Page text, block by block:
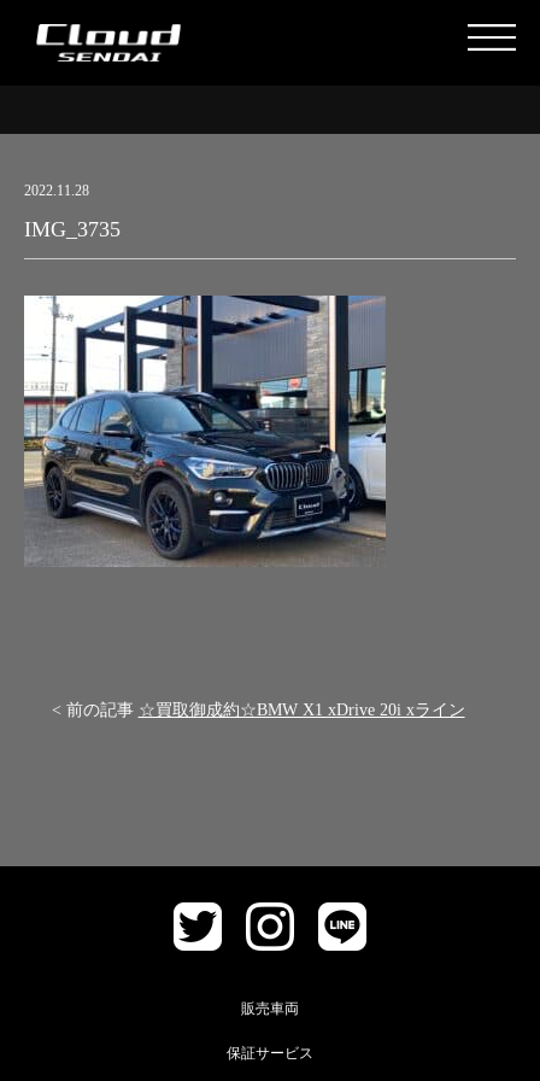
2022.11.28
IMG_3735
< 前の記事 ☆買取御成約☆BMW X1 xDrive 20i xライン
販売車両
保証サービス